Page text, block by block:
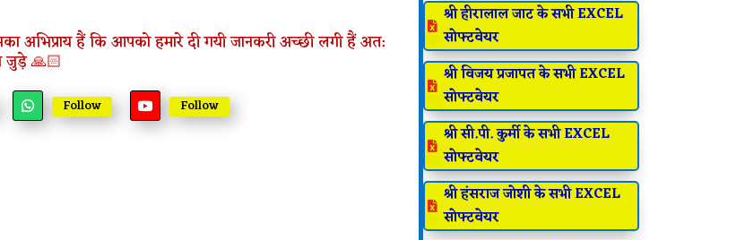
अभिप्राय हैं कि आपको हमारे दी गयी जानकरी अच्छी लगी हैं अत:
जुड़े 🙏🏻
Follow Follow
 श्री हीरालाल जाट के सभी EXCEL
सोफ्टवेयर
 श्री विजय प्रजापत के सभी EXCEL
सोफ्टवेयर
 श्री सी.पी. कुर्मी के सभी EXCEL
सोफ्टवेयर
 श्री हंसराज जोशी के सभी EXCEL
सोफ्टवेयर